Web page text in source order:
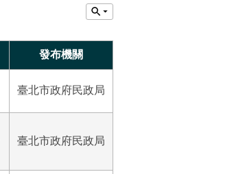
發布機關
臺北市政府民政局
臺北市政府民政局